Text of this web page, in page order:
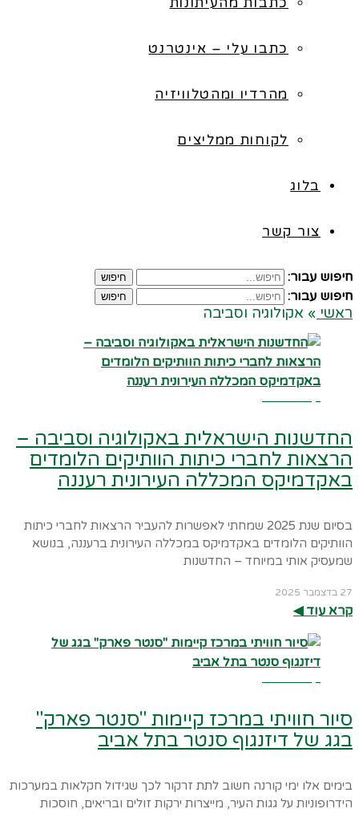
כתבו עלי – אינטרנט
מהרדיו ומהטלוויזיה
לקוחות ממליצים
בלוג
צור קשר
חיפוש עבור: חיפוש
חיפוש עבור: חיפוש
ראשי » אקולוגיה וסביבה
החדשנות הישראלית באקולוגיה וסביבה –
הרצאות לחברי כיתות הוותיקים הלומדים
באקדמיקס המכללה העירונית רעננה
בסיום שנת 2025 שמחתי לאפשרות להעביר הרצאות לחברי כיתות
הוותיקים הלומדים באקדמיקס במכללה העירונית ברעננה, בנושא
שמעסיק אותי במיוחד – החדשנות
27 בדצמבר 2025
קרא עוד ◀︎
סיור חוויתי במרכז קיימות "סנטר פארק"
בגג של דיזנגוף סנטר בתל אביב
בימים אלו ימי קורנה חשוב לתת זרקור לכך שגידול חקלאות במערכות
הידרופוניות על גגות העיר, מייצרות ירקות זולים ובריאים, חוסכות